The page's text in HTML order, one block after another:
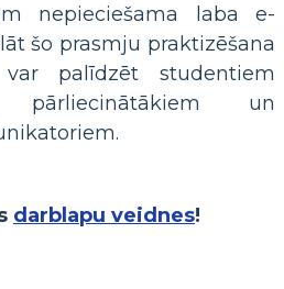
nepieciešama laba e-
šo prasmju praktizēšana
palīdzēt studentiem
un
darblapu veidnes!